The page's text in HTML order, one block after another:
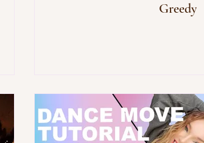
Greedy